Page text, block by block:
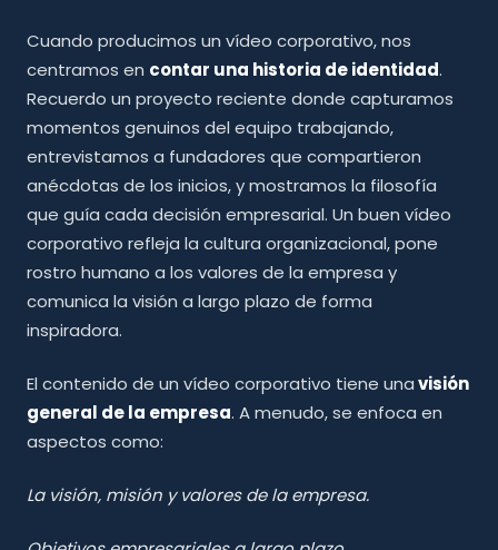
Cuando producimos un vídeo corporativo, nos
centramos en contar una historia de identidad.
Recuerdo un proyecto reciente donde capturamos
momentos genuinos del equipo trabajando,
entrevistamos a fundadores que compartieron
anécdotas de los inicios, y mostramos la filosofía
que guía cada decisión empresarial. Un buen vídeo
corporativo refleja la cultura organizacional, pone
rostro humano a los valores de la empresa y
comunica la visión a largo plazo de forma
inspiradora.
El contenido de un vídeo corporativo tiene unavisión
general de la empresa. A menudo, se enfoca en
aspectos como:
La visión, misión y valores de la empresa.